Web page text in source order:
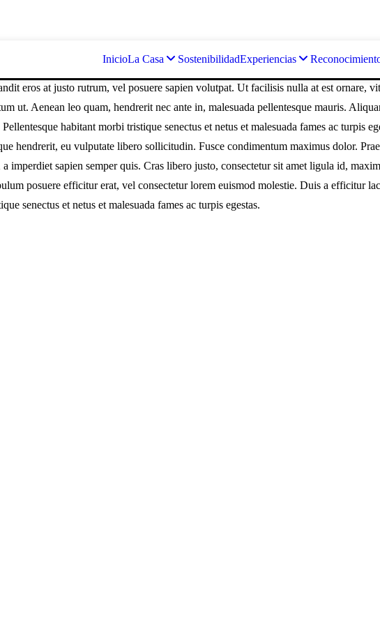
InicioLa Casa SostenibilidadExperiencias
eros at justo rutrum, vel posuere sapien volutpat. Ut facilisis nulla at est ornare,
ut. Aenean leo quam, hendrerit nec ante in, malesuada pellentesque mauris.
habitant morbi tristique senectus et netus et malesuada fames ac turpis
hendrerit, eu vulputate libero sollicitudin. Fusce condimentum maximus dolor.
imperdiet sapien semper quis. Cras libero justo, consectetur sit amet ligula id,
posuere efficitur erat, vel consectetur lorem euismod molestie. Duis a efficitur
senectus et netus et malesuada fames ac turpis egestas.